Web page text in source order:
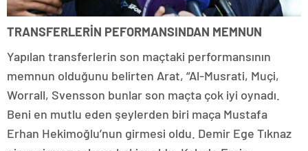
TRANSFERLERİN PEFORMANSINDAN MEMNUN
Yapılan transferlerin son maçtaki performansının
memnun olduğunu belirten Arat, “Al-Musrati, Muçi,
Worrall, Svensson bunlar son maçta çok iyi oynadı.
Beni en mutlu eden şeylerden biri maça Mustafa
Erhan Hekimoğlu’nun girmesi oldu. Demir Ege Tıknaz